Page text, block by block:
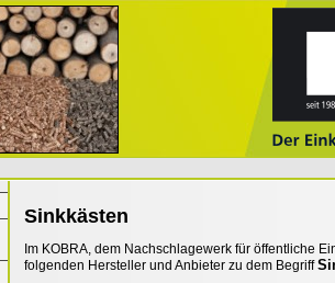
Sinkkästen
Im KOBRA, dem Nachschlagewerk für öffentliche
folgenden Hersteller und Anbieter zu dem Begriff